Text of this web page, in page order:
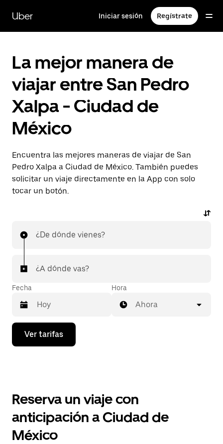
contenido
principal
Uber Iniciar sesión Regístrate
La mejor manera de
viajar entre San Pedro
Xalpa - Ciudad de
México
Encuentra las mejores maneras de viajar de San
Pedro Xalpa a Ciudad de México. También puedes
solicitar un viaje directamente en la App con solo
tocar un botón.
¿De dónde vienes?
¿A dónde vas?
Fecha
Presiona
flecha
el
y
selecciona
una
Hora
Ahora
Ver tarifas
Reserva un viaje con
anticipación a Ciudad de
México